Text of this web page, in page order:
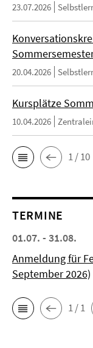
23.07.2026
20.04.2026
Kursplätze
10.04.2026
1 / 10
TERMINE
01.07. - 31.08.
Anmeldung für
September 2026)
1 / 1